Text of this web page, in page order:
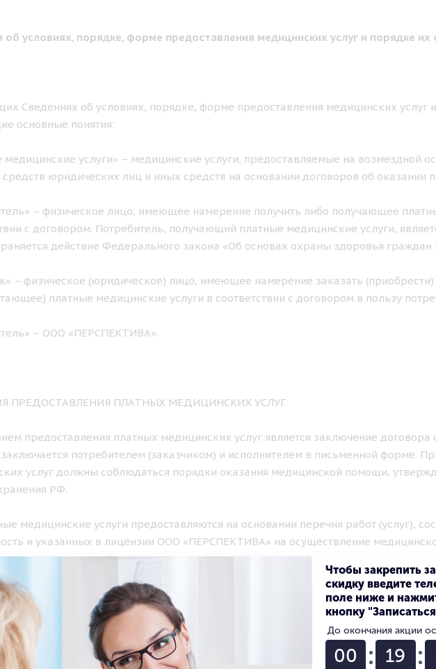
об условиях, порядке, форме предоставления медицинских услуг и порядке
Сведениях об условиях, порядке, форме предоставления медицинских услуг
основные понятия:
медицинские услуги» – медицинские услуги, предоставляемые на возмездной
юридических лиц и иных средств на основании договоров об оказании
– физическое лицо, имеющее намерение получить либо получающее
с договором. Потребитель, получающий платные медицинские услуги,
действие Федерального закона «Об основах охраны здоровья
– физическое (юридическое) лицо, имеющее намерение заказать
платные медицинские услуги в соответствии с договором в пользу
– ООО «ПЕРСПЕКТИВА».
ПРЕДОСТАВЛЕНИЯ ПЛАТНЫХ МЕДИЦИНСКИХ УСЛУГ
предоставления платных медицинских услуг является заключение договора
потребителем (заказчиком) и исполнителем в письменной форме.
услуг должны соблюдаться порядки оказания медицинской помощи,
РФ.
медицинские услуги предоставляются на основании перечня работ (услуг),
и указанных в лицензии ООО «ПЕРСПЕКТИВА» на осуществление
порядке.
И ФОРМА ПРЕДОСТАВЛЕНИЯ ПЛАТНЫХ МЕДИЦИНСКИХ УСЛУГ
услуги, предусмотренные лицензией клиники, оказываются в
Чтобы закрепить
скидку введите
поле ниже и
кнопку
До окончания акции
00 19